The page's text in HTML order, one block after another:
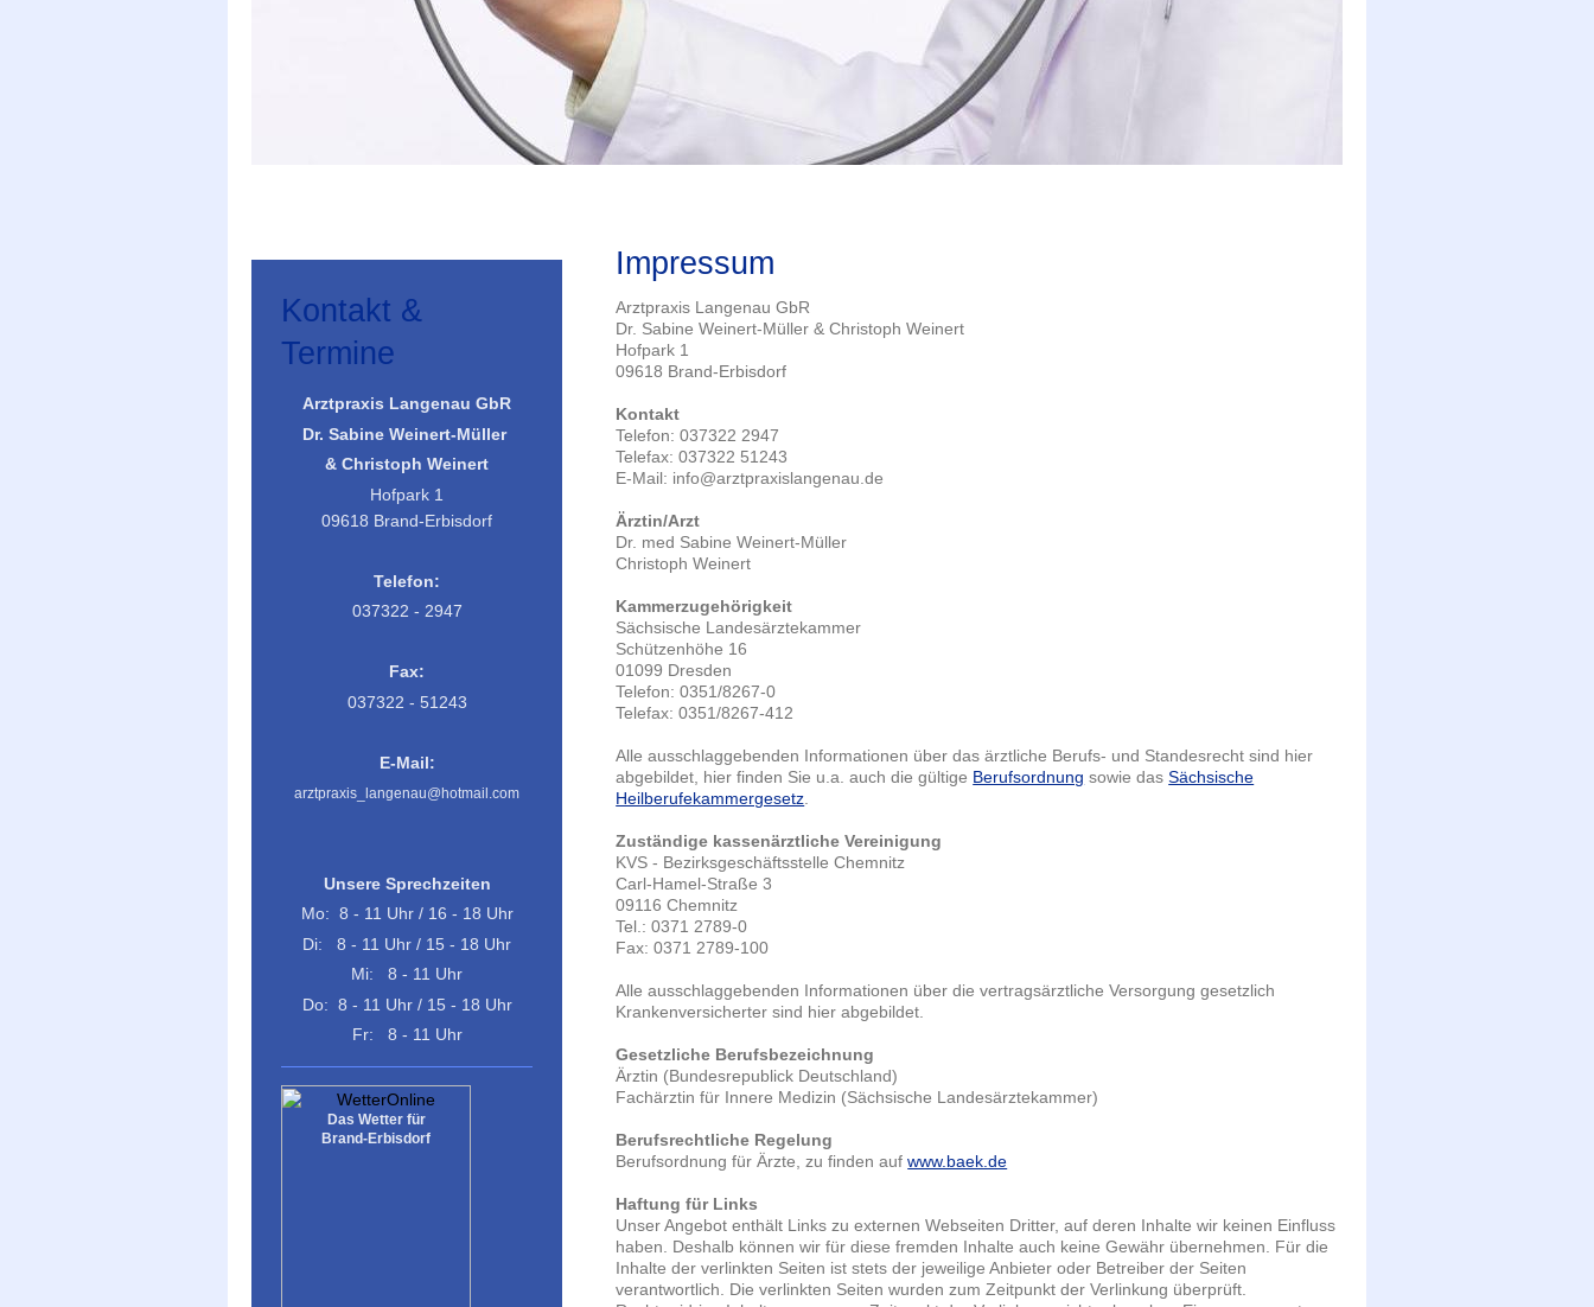
Impressum
Arztpraxis Langenau GbR
Dr. Sabine Weinert-Müller & Christoph Weinert
Hofpark 1
09618 Brand-Erbisdorf
Kontakt
Telefon: 037322 2947
Telefax: 037322 51243
E-Mail: info@arztpraxislangenau.de
Ärztin/Arzt
Dr. med Sabine Weinert-Müller
Christoph Weinert
Kammerzugehörigkeit
Sächsische Landesärztekammer
Schützenhöhe 16
01099 Dresden
Telefon: 0351/8267-0
Telefax: 0351/8267-412
Alle ausschlaggebenden Informationen über das ärztliche Berufs- und Standesrecht sind hier
abgebildet, hier finden Sie u.a. auch die gültige Berufsordnung sowie dasSächsische
Heilberufekammergesetz
Zuständige kassenärztliche Vereinigung
KVS - Bezirksgeschäftsstelle Chemnitz
Carl-Hamel-Straße 3
09116 Chemnitz
Tel.: 0371 2789-0
Fax: 0371 2789-100
Alle ausschlaggebenden Informationen über die vertragsärztliche Versorgung gesetzlich
Krankenversicherter sind hier abgebildet.
Gesetzliche Berufsbezeichnung
Ärztin (Bundesrepublick Deutschland)
Fachärztin für Innere Medizin (Sächsische Landesärztekammer)
Berufsrechtliche Regelung
Berufsordnung für Ärzte, zu finden aufwww.baek.de
Haftung für Links
Unser Angebot enthält Links zu externen Webseiten Dritter, auf deren Inhalte wir keinen Einfluss
haben. Deshalb können wir für diese fremden Inhalte auch keine Gewähr übernehmen. Für die
Inhalte der verlinkten Seiten ist stets der jeweilige Anbieter oder Betreiber der Seiten
verantwortlich. Die verlinkten Seiten wurden zum Zeitpunkt der Verlinkung überprüft.
Kontakt &
Termine
Arztpraxis Langenau GbR
Dr. Sabine Weinert-Müller
& Christoph Weinert
Hofpark 1
09618 Brand-Erbisdorf
Telefon:
037322 - 2947
Fax:
037322 - 51243
E-Mail:
arztpraxis_langenau@hotmail.com
Unsere Sprechzeiten
Mo: 8 - 11 Uhr / 16 - 18 Uhr
Di: 8 - 11 Uhr / 15 - 18 Uhr
Mi: 8 - 11 Uhr
Do: 8 - 11 Uhr / 15 - 18 Uhr
Fr: 8 - 11 Uhr
Das Wetter für
Brand-Erbisdorf